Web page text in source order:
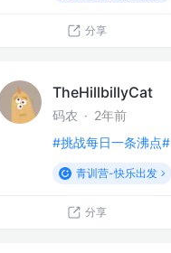
分享
TheHillbillyCat
码农 · 2年前
#挑战每日一条沸点#
青训营-快乐出发
分享